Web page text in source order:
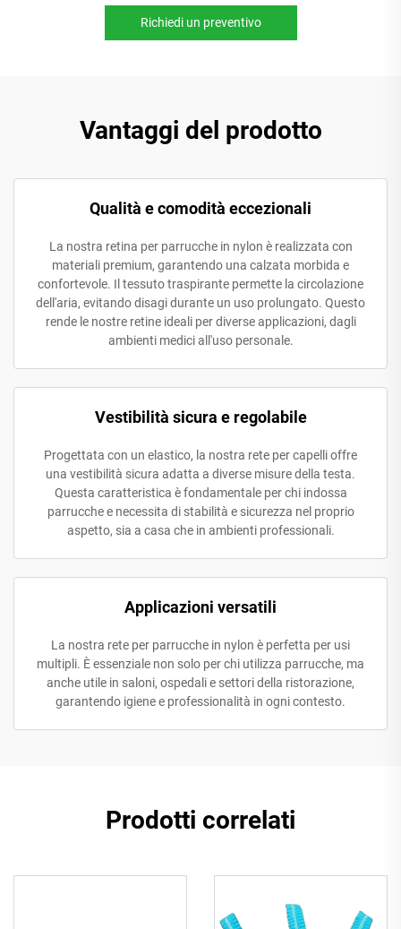
Richiedi un preventivo
Vantaggi del prodotto
Qualità e comodità eccezionali
La nostra retina per parrucche in nylon è realizzata con
materiali premium, garantendo una calzata morbida e
confortevole. Il tessuto traspirante permette la circolazione
dell'aria, evitando disagi durante un uso prolungato. Questo
rende le nostre retine ideali per diverse applicazioni, dagli
ambienti medici all'uso personale.
Vestibilità sicura e regolabile
Progettata con un elastico, la nostra rete per capelli offre
una vestibilità sicura adatta a diverse misure della testa.
Questa caratteristica è fondamentale per chi indossa
parrucche e necessita di stabilità e sicurezza nel proprio
aspetto, sia a casa che in ambienti professionali.
Applicazioni versatili
La nostra rete per parrucche in nylon è perfetta per usi
multipli. È essenziale non solo per chi utilizza parrucche, ma
anche utile in saloni, ospedali e settori della ristorazione,
garantendo igiene e professionalità in ogni contesto.
Prodotti correlati